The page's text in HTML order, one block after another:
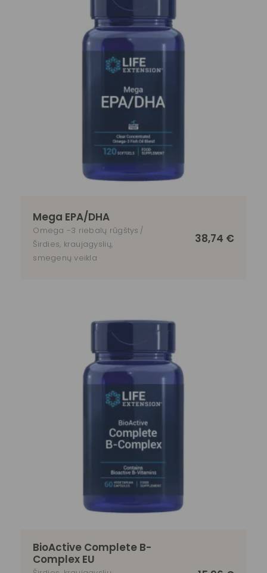
Mega EPA/DHA
Omega -3 riebalų rūgštys
Širdies, kraujagyslių,
smegenų veikla
38,74 €
BioActive Complete B-
Complex EU